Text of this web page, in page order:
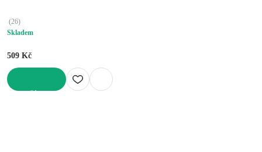
(26)
Skladem
509 Kč